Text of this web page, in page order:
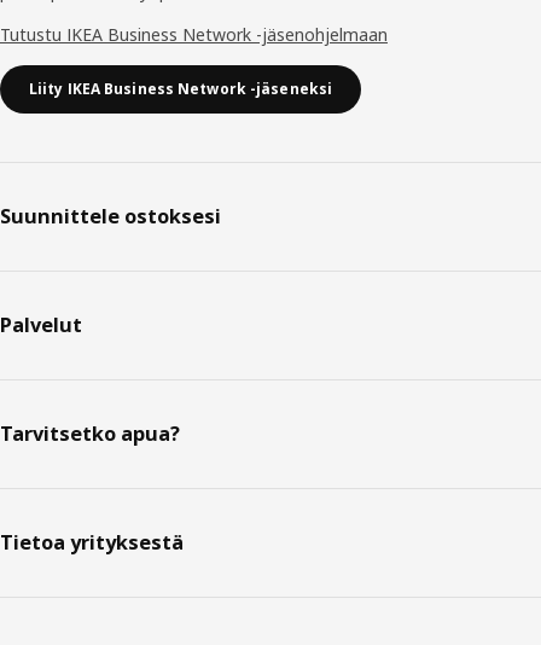
Tutustu IKEA Business Network -jäsenohjelmaan
Liity IKEA Business Network -jäseneksi
Suunnittele ostoksesi
Palvelut
Tarvitsetko apua?
Tietoa yrityksestä